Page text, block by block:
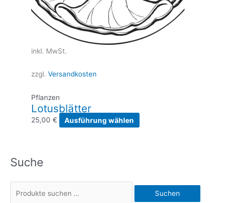
inkl. MwSt.
zzgl.Versandkosten
Pflanzen
Lotusblätter
25,00€ Ausführung wählen
Die
Optionen
Suche
Suchen